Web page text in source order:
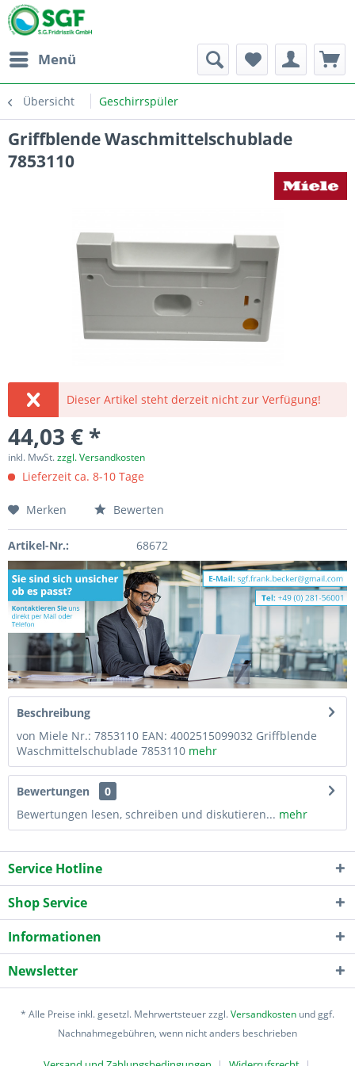
Menü
Übersicht Geschirrspüler
Griffblende Waschmittelschublade
7853110
Dieser Artikel steht derzeit nicht zur Verfügung!
44,03 € *
inkl. MwSt.zzgl. Versandkosten
Lieferzeit ca. 8-10 Tage
Merken Bewerten
Artikel-Nr.: 68672
Beschreibung
von Miele Nr.: 7853110 EAN: 4002515099032 Griffblende
Waschmittelschublade 7853110 mehr
Bewertungen
0
Bewertungen lesen, schreiben und diskutieren... mehr
Service Hotline
Shop Service
Informationen
Newsletter
* Alle Preise inkl. gesetzl. Mehrwertsteuer zzgl.Versandkosten und ggf.
Nachnahmegebühren, wenn nicht anders beschrieben